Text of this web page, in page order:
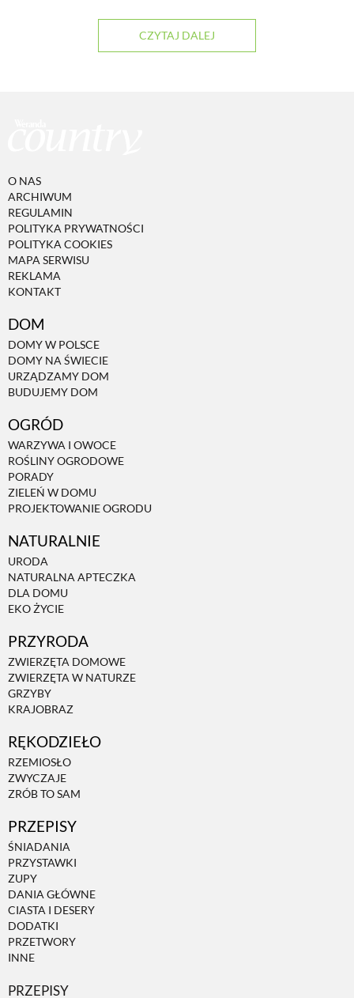
CZYTAJ DALEJ
O NAS
ARCHIWUM
REGULAMIN
POLITYKA PRYWATNOŚCI
POLITYKA COOKIES
MAPA SERWISU
REKLAMA
KONTAKT
DOM
DOMY W POLSCE
DOMY NA ŚWIECIE
URZĄDZAMY DOM
BUDUJEMY DOM
OGRÓD
WARZYWA I OWOCE
ROŚLINY OGRODOWE
PORADY
ZIELEŃ W DOMU
PROJEKTOWANIE OGRODU
NATURALNIE
URODA
NATURALNA APTECZKA
DLA DOMU
EKO ŻYCIE
PRZYRODA
ZWIERZĘTA DOMOWE
ZWIERZĘTA W NATURZE
GRZYBY
KRAJOBRAZ
RĘKODZIEŁO
RZEMIOSŁO
ZWYCZAJE
ZRÓB TO SAM
PRZEPISY
ŚNIADANIA
PRZYSTAWKI
ZUPY
DANIA GŁÓWNE
CIASTA I DESERY
DODATKI
PRZETWORY
INNE
PRZEPISY
GRZYBY
ZWYCZAJE
CIASTA I DESERY
PRZETWORY